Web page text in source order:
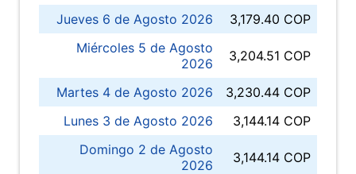
Jueves 6 de Agosto 2026
3,179.40 COP
Miércoles 5 de Agosto
2026
3,204.51 COP
Martes 4 de Agosto 2026
3,230.44 COP
Lunes 3 de Agosto 2026
3,144.14 COP
Domingo 2 de Agosto
2026
3,144.14 COP